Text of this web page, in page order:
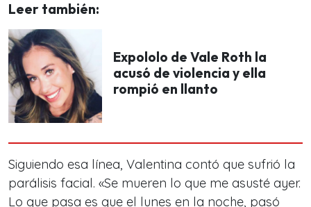
Leer también:
Expololo de Vale Roth la
acusó de violencia y ella
rompió en llanto
Siguiendo esa línea, Valentina contó que sufrió la
parálisis facial. «Se mueren lo que me asusté ayer.
Lo que pasa es que el lunes en la noche, pasó